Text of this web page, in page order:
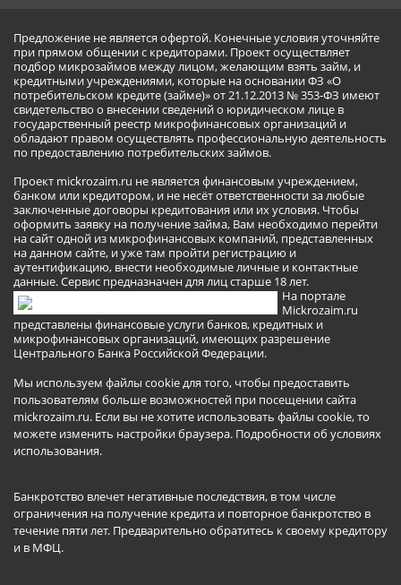
Предложение не является офертой. Конечные условия уточняйте
при прямом общении с кредиторами. Проект осуществляет
подбор микрозаймов между лицом, желающим взять займ, и
кредитными учреждениями, которые на основании ФЗ «О
потребительском кредите (займе)» от 21.12.2013 № 353-ФЗ имеют
свидетельство о внесении сведений о юридическом лице в
государственный реестр микрофинансовых организаций и
обладают правом осуществлять профессиональную деятельность
по предоставлению потребительских займов.
Проект mickrozaim.ru не является финансовым учреждением,
банком или кредитором, и не несёт ответственности за любые
заключенные договоры кредитования или их условия. Чтобы
оформить заявку на получение займа, Вам необходимо перейти
на сайт одной из микрофинансовых компаний, представленных
на данном сайте, и уже там пройти регистрацию и
аутентификацию, внести необходимые личные и контактные
данные. Сервис предназначен для лиц старше 18 лет.
На портале
Mickrozaim.ru
представлены финансовые услуги банков, кредитных и
микрофинансовых организаций, имеющих разрешение
Центрального Банка Российской Федерации.
Мы используем файлы cookie для того, чтобы предоставить
пользователям больше возможностей при посещении сайта
mickrozaim.ru. Если вы не хотите использовать файлы cookie, то
можете изменить настройки браузера. Подробности об условиях
использования.
Банкротство влечет негативные последствия, в том числе
ограничения на получение кредита и повторное банкротство в
течение пяти лет. Предварительно обратитесь к своему кредитору
и в МФЦ.